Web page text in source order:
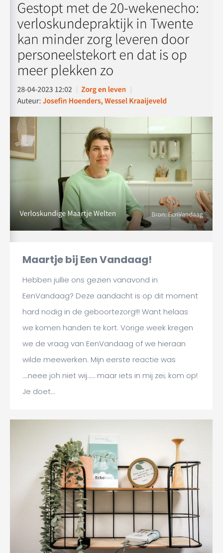
Maartje bij Een Vandaag!
Hebben jullie ons gezien vanavond in
EenVandaag? Deze aandacht is op dit moment
hard nodig in de geboortezorg!!! Want helaas
we komen handen te kort. Vorige week kregen
we de vraag van EenVandaag of we hieraan
wilde meewerken. Mijn eerste reactie was
….neee joh niet wij…… maar iets in mij zei; kom op!
Je doet…